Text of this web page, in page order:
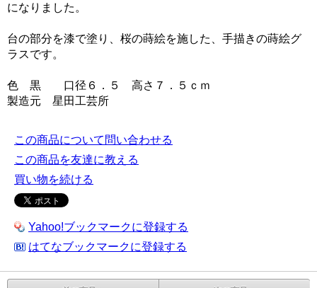
になりました。
台の部分を漆で塗り、桜の蒔絵を施した、手描きの蒔絵グ
ラスです。
色 黒 口径６．５ 高さ７．５ｃｍ
製造元 星田工芸所
この商品について問い合わせる
この商品を友達に教える
買い物を続ける
Yahoo!ブックマークに登録する
はてなブックマークに登録する